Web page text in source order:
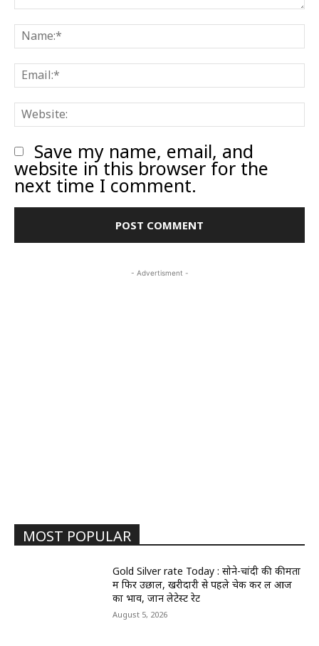
Comment:
Save my name, email, and
website in this browser for the
next time I comment.
- Advertisment -
MOST POPULAR
Gold Silver rate Today : सोने-चांदी की कीमतों
में फिर उछाल, खरीदारी से पहले चेक कर लें आज
का भाव, जानें लेटेस्ट रेट
August 5, 2026